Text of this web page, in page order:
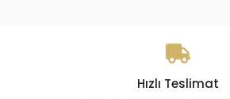
Hızlı Teslimat